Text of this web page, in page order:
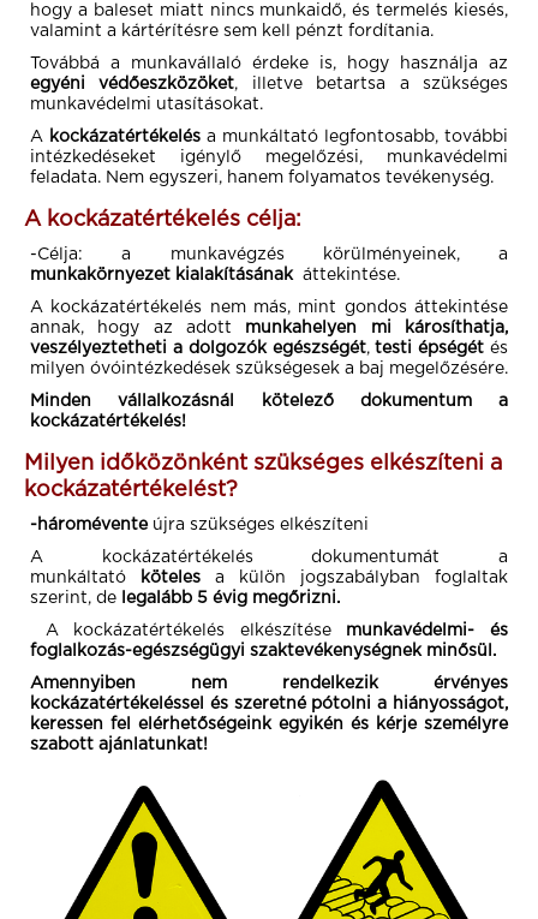
hogy a baleset miatt nincs munkaidő, és termelés kiesés,
valamint a kártérítésre sem kell pénzt fordítania.
Továbbá a munkavállaló érdeke is, hogy használja az
egyéni védőeszközöket, illetve betartsa a szükséges
munkavédelmi utasításokat.
A kockázatértékelés a munkáltató legfontosabb, további
intézkedéseket igénylő megelőzési, munkavédelmi
feladata. Nem egyszeri, hanem folyamatos tevékenység.
A kockázatértékelés célja:
-Célja: a munkavégzés körülményeinek, a
munkakörnyezet kialakításánakáttekintése.
A kockázatértékelés nem más, mint gondos áttekintése
annak, hogy az adott munkahelyen mi károsíthatja,
veszélyeztetheti a dolgozók egészségét,testi épségét és
milyen óvóintézkedések szükségesek a baj megelőzésére.
Minden vállalkozásnál kötelező dokumentum a
kockázatértékelés!
Milyen időközönként szükséges elkészíteni a
kockázatértékelést?
-hároméventeújra szükséges elkészíteni
A kockázatértékelés dokumentumát a
munkáltató
köteles a külön jogszabályban foglaltak
szerint, de legalább 5 évig megőrizni.
A kockázatértékelés elkészítése munkavédelmi- és
foglalkozás-egészségügyi szaktevékenységnek minősül.
Amennyiben nem rendelkezik érvényes
kockázatértékeléssel és szeretné pótolni a hiányosságot,
keressen fel elérhetőségeink egyikén és kérje személyre
szabott ajánlatunkat!